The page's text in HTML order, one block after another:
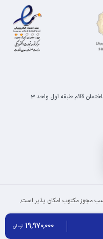
19,970,000 تومان
مجوز مکتوب امکان پذیر است.